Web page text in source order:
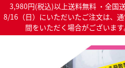
3,980円(税込)以上送料無料 ・全国
8/16（日）にいただいたご注文は、
間をいただく場合がございます